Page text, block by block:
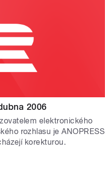
2006
elektronického
rozhlasu je ANOPRESS
korekturou.